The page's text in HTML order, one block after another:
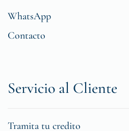
WhatsApp
Contacto
Servicio al Cliente
Tramita tu credito